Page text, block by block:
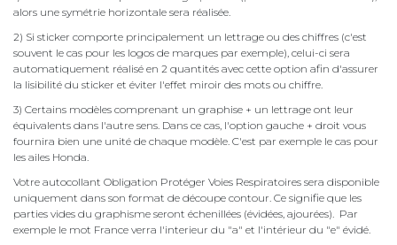
alors une symétrie horizontale sera réalisée.
2) Si sticker comporte principalement un lettrage ou des chiffres (c'est
souvent le cas pour les logos de marques par exemple), celui-ci sera
automatiquement réalisé en 2 quantités avec cette option afin d'assurer
la lisibilité du sticker et éviter l'effet miroir des mots ou chiffre.
3) Certains modèles comprenant un graphise + un lettrage ont leur
équivalents dans l'autre sens. Dans ce cas, l'option gauche + droit vous
fournira bien une unité de chaque modèle. C'est par exemple le cas pour
les ailes Honda.
Votre autocollant Obligation Protéger Voies Respiratoires sera disponible
uniquement dans son format de découpe contour. Ce signifie que les
parties vides du graphisme seront échenillées (évidées, ajourées). Par
exemple le mot France verra l'interieur du "a" et l'intérieur du "e" évidé.